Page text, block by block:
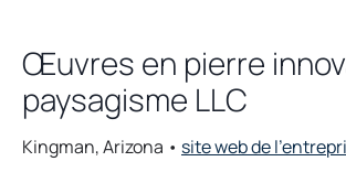
Œuvres en pierre
paysagisme LLC
Kingman, Arizona • site web de